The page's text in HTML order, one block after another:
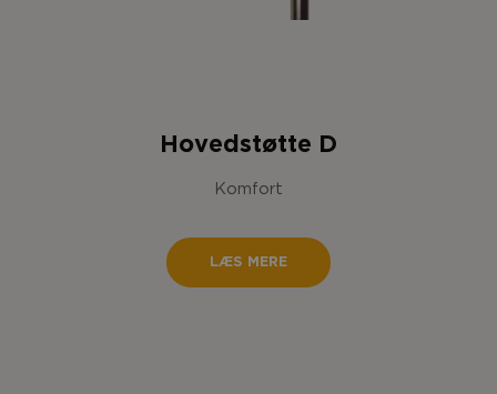
Hovedstøtte D
Komfort
LÆS MERE